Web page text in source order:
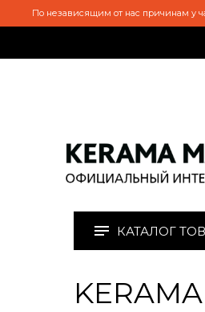
По независящим от нас причинам у
КАТАЛОГ